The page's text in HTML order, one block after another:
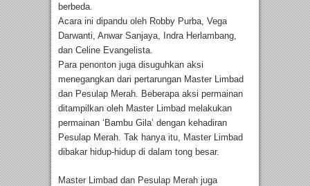
berbeda.
Acara ini dipandu oleh Robby Purba, Vega
Darwanti, Anwar Sanjaya, Indra Herlambang,
dan Celine Evangelista.
Para penonton juga disuguhkan aksi
menegangkan dari pertarungan Master Limbad
dan Pesulap Merah. Beberapa aksi permainan
ditampilkan oleh Master Limbad melakukan
permainan ‘Bambu Gila’ dengan kehadiran
Pesulap Merah. Tak hanya itu, Master Limbad
dibakar hidup-hidup di dalam tong besar.
Master Limbad dan Pesulap Merah juga